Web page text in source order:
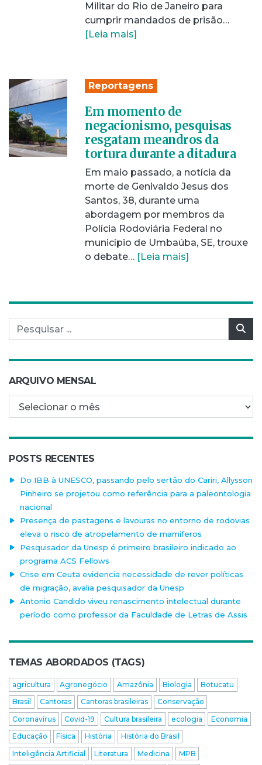
Militar do Rio de Janeiro para
cumprir mandados de prisão…
[Leia mais]
Reportagens
Em momento de
negacionismo, pesquisas
resgatam meandros da
tortura durante a ditadura
Em maio passado, a notícia da
morte de Genivaldo Jesus dos
Santos, 38, durante uma
abordagem por membros da
Polícia Rodoviária Federal no
município de Umbaúba, SE, trouxe
o debate… [Leia mais]
Pesquisar por:
ARQUIVO MENSAL
Arquivo mensal
POSTS RECENTES
Do IBB à UNESCO, passando pelo sertão do Cariri, Allysson
Pinheiro se projetou como referência para a paleontologia
nacional
Presença de pastagens e lavouras no entorno de rodovias
eleva o risco de atropelamento de mamíferos
Pesquisador da Unesp é primeiro brasileiro indicado ao
programa ACS Fellows
Crise em Ceuta evidencia necessidade de rever políticas
de migração, avalia pesquisador da Unesp
Antonio Candido viveu renascimento intelectual durante
período como professor da Faculdade de Letras de Assis
TEMAS ABORDADOS (TAGS)
agricultura Agronegócio Amazônia Biologia
Botucatu
Brasil
Cantoras Cantoras brasileiras
Conservação
Coronavírus
Covid-19 Cultura brasileira ecologia
Economia
Educação
Física História
História do Brasil
Inteligência Artificial
Literatura Medicina
MPB